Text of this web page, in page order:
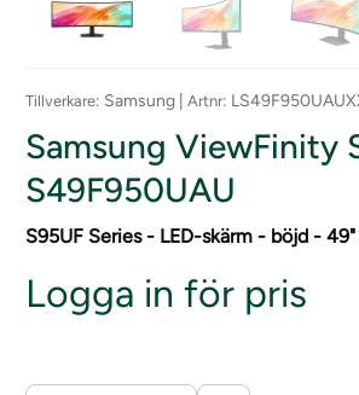
Tillverkare: Samsung | Artnr:
Samsung ViewFinity
S49F950UAU
S95UF Series - LED-skärm - böjd -
Logga in för pris